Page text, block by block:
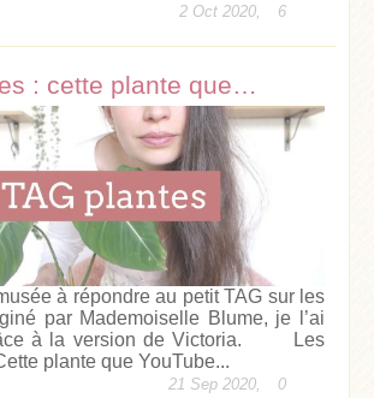
2 Oct 2020, 6
: cette plante que…
à répondre au petit TAG sur les
par Mademoiselle Blume, je l’ai
à la version de Victoria. Les
plante que YouTube...
21 Sep 2020, 0